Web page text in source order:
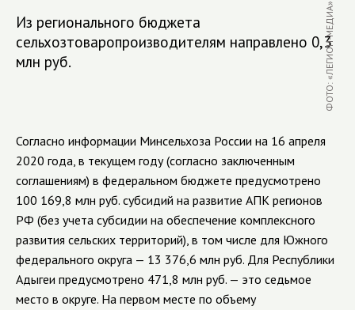
Из регионального бюджета
сельхозтоваропроизводителям направлено 0,3
млн руб.
ФОТО: «ЛЕГИОН-МЕДИА»
Согласно информации Минсельхоза России на 16 апреля
2020 года, в текущем году (согласно заключенным
соглашениям) в федеральном бюджете предусмотрено
100 169,8 млн руб. субсидий на развитие АПК регионов
РФ (без учета субсидии на обеспечение комплексного
развития сельских территорий), в том числе для Южного
федерального округа — 13 376,6 млн руб. Для Республики
Адыгеи предусмотрено 471,8 млн руб. — это седьмое
место в округе. На первом месте по объему